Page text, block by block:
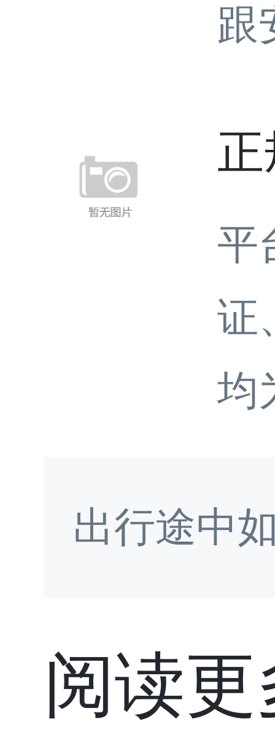
跟
平
证
均
出行途中
阅读更